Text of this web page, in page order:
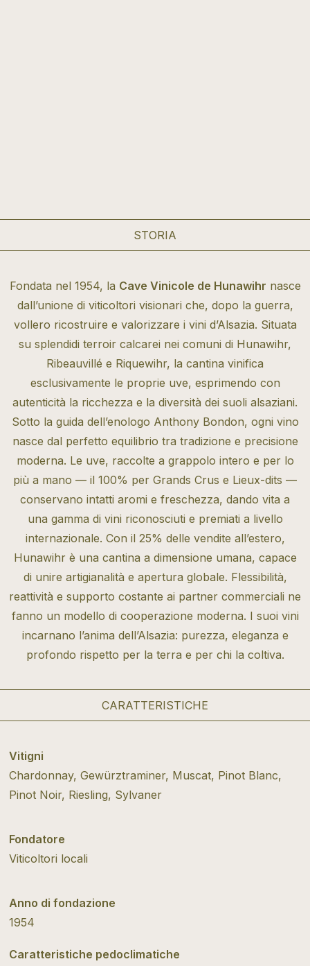
STORIA
Fondata nel 1954, la Cave Vinicole de Hunawihr nasce
dall’unione di viticoltori visionari che, dopo la guerra,
vollero ricostruire e valorizzare i vini d’Alsazia. Situata
su splendidi terroir calcarei nei comuni di Hunawihr,
Ribeauvillé e Riquewihr, la cantina vinifica
esclusivamente le proprie uve, esprimendo con
autenticità la ricchezza e la diversità dei suoli alsaziani.
Sotto la guida dell’enologo Anthony Bondon, ogni vino
nasce dal perfetto equilibrio tra tradizione e precisione
moderna. Le uve, raccolte a grappolo intero e per lo
più a mano — il 100% per Grands Crus e Lieux-dits —
conservano intatti aromi e freschezza, dando vita a
una gamma di vini riconosciuti e premiati a livello
internazionale. Con il 25% delle vendite all’estero,
Hunawihr è una cantina a dimensione umana, capace
di unire artigianalità e apertura globale. Flessibilità,
reattività e supporto costante ai partner commerciali ne
fanno un modello di cooperazione moderna. I suoi vini
incarnano l’anima dell’Alsazia: purezza, eleganza e
profondo rispetto per la terra e per chi la coltiva.
CARATTERISTICHE
Vitigni
Chardonnay, Gewürztraminer, Muscat, Pinot Blanc,
Pinot Noir, Riesling, Sylvaner
Fondatore
Viticoltori locali
Anno di fondazione
1954
Caratteristiche pedoclimatiche